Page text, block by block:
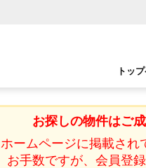
トッ
千葉エリア
お探しの物件はご
ホームページに掲載され
お手数ですが、会員登